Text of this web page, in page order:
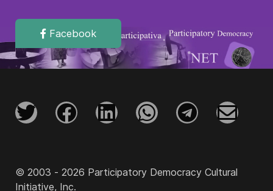
Facebook
© 2003 - 2026 Participatory Democracy Cultural
Initiative, Inc.